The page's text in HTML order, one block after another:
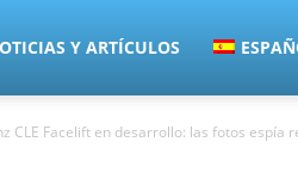
Y ARTÍCULOS
CLE Facelift en desarrollo: las fotos espía